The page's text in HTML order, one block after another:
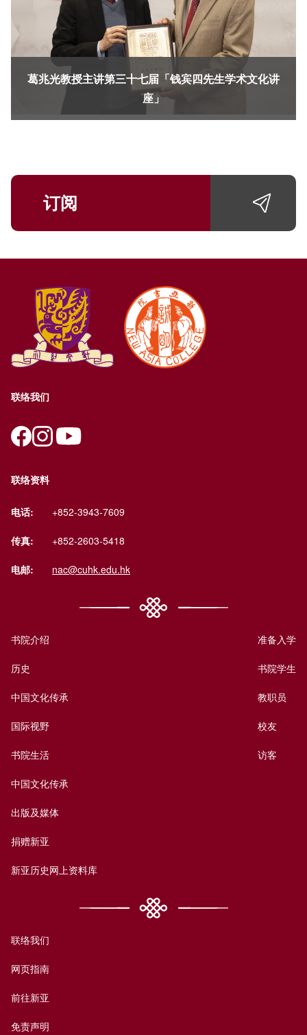
葛兆光教授主讲第三十七届「钱宾四先生学术文化讲
座」
订阅
联络我们
联络资料
电话: +852-3943-7609
传真: +852-2603-5418
电邮: nac@cuhk.edu.hk
书院介绍
历史
中国文化传承
国际视野
书院生活
中国文化传承
出版及媒体
捐赠新亚
新亚历史网上资料库
准备入学
书院学生
教职员
校友
访客
联络我们
网页指南
前往新亚
免责声明